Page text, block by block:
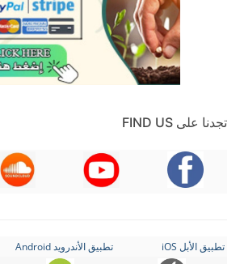
تجدنا على FIND US
تطبيق الأبل iOS تطبيق الأندرويد Android